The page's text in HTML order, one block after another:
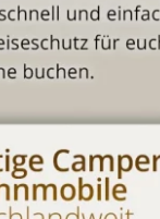
von €
der Haftung
für
kann nicht
wie Dellen
werden mit
300€ berechnet.